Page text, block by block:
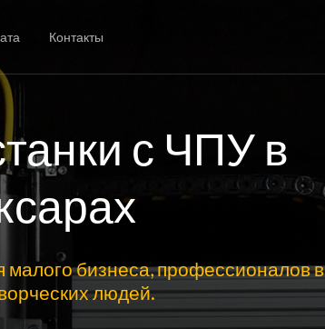
Контакты
с ЧПУ в
бизнеса, профессионалов в
людей.